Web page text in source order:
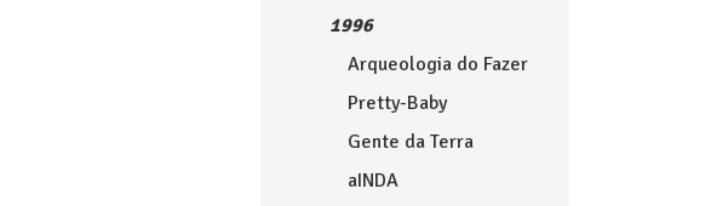
1996
Arqueologia do Fazer
Pretty-Baby
Gente da Terra
aINDA